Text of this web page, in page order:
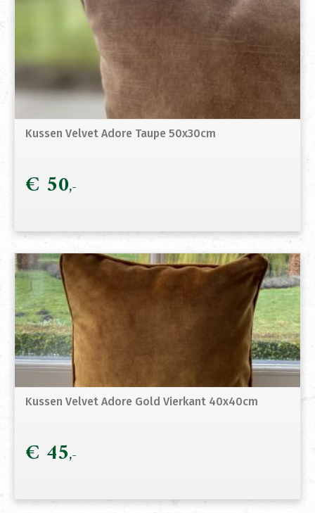
Kussen Velvet Adore Taupe 50x30cm
€ 50
Kussen Velvet Adore Gold Vierkant 40x40cm
€ 45